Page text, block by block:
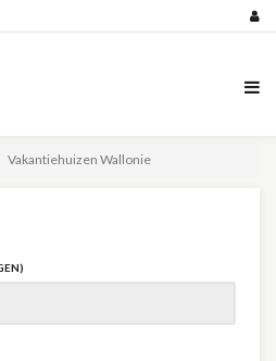
Vakantiehuizen Wallonie